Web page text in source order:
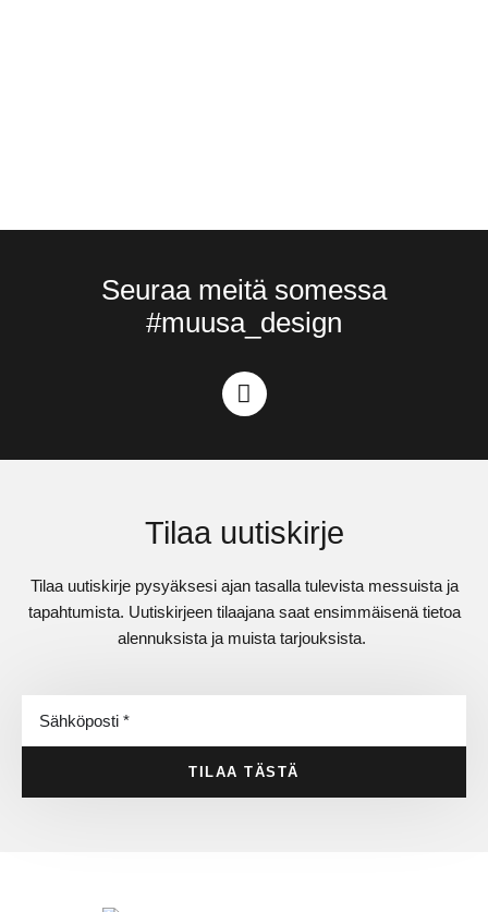
Seuraa meitä somessa
#muusa_design
Tilaa uutiskirje
Tilaa uutiskirje pysyäksesi ajan tasalla tulevista messuista ja
tapahtumista. Uutiskirjeen tilaajana saat ensimmäisenä tietoa
alennuksista ja muista tarjouksista.
TILAA TÄSTÄ